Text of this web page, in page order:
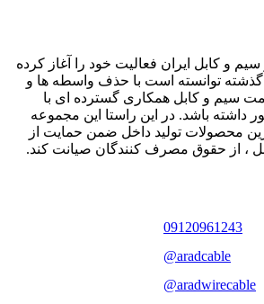
سیم و کابل ایران فعالیت خود را آغاز کرده
طول 10 سال گذشته توانسته است با حذف واسطه ها و
سیم و کابل همکاری گسترده ای با
داشته باشد. در این راستا این مجموعه
محصولات تولید داخل ضمن حمایت از
، از حقوق مصرف کنندگان صیانت کند.
09120961243
@aradcable
@aradwirecable